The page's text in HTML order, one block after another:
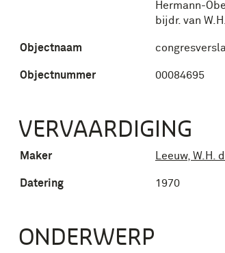
Hermann-
bijdr. van
Objectnaam
Objectnummer 00084695
VERVAARDIGING
Maker Leeuw, W.H.
Datering 1970
ONDERWERP